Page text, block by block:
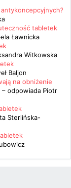
tabletek
Ławnicka
Witkowska
Baljon
na obniżenie
– odpowiada Piotr
Sterlińska-